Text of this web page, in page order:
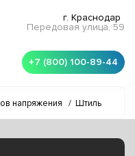
г. Краснодар
Передовая улица, 59
+7 (800) 100-89-44
напряжения / Штиль